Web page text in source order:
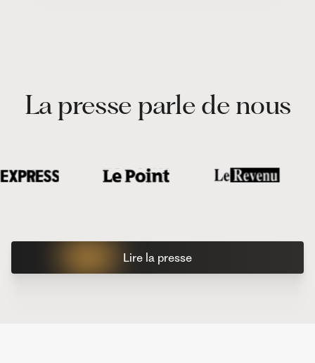
La presse parle de nous
Lire la presse